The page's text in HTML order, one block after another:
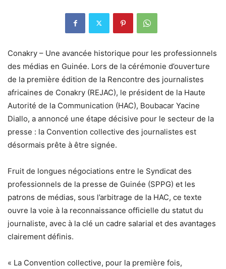
Conakry – Une avancée historique pour les professionnels
des médias en Guinée. Lors de la cérémonie d’ouverture
de la première édition de la Rencontre des journalistes
africaines de Conakry (REJAC), le président de la Haute
Autorité de la Communication (HAC), Boubacar Yacine
Diallo, a annoncé une étape décisive pour le secteur de la
presse : la Convention collective des journalistes est
désormais prête à être signée.
Fruit de longues négociations entre le Syndicat des
professionnels de la presse de Guinée (SPPG) et les
patrons de médias, sous l’arbitrage de la HAC, ce texte
ouvre la voie à la reconnaissance officielle du statut du
journaliste, avec à la clé un cadre salarial et des avantages
clairement définis.
« La Convention collective, pour la première fois,